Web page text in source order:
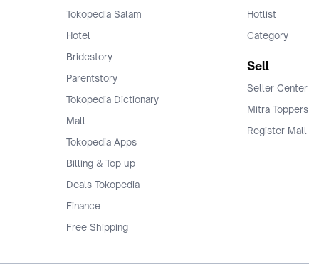
Tokopedia Salam
Hotel
Bridestory
Parentstory
Tokopedia Dictionary
Mall
Tokopedia Apps
Billing & Top up
Deals Tokopedia
Finance
Free Shipping
Hotlist
Category
Sell
Seller Center
Mitra Toppers
Register Mall